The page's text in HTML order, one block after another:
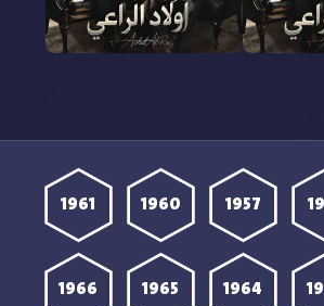
1957
1960
1961
1964
1965
1966